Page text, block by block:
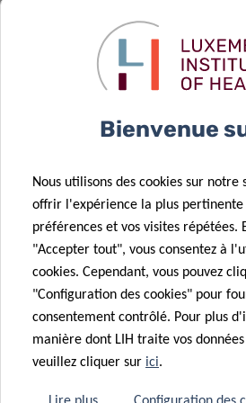
02 Août 2022
Mesurer ce qui
patients
polluants
différents
les cheveux
des enfants
luxembourgeois
27 Mai 2022
Promouvoir la
Bienvenue
Nous utilisons des cookies sur notre
offrir l'expérience la plus pertinente
préférences et vos visites répétées.
"Accepter tout", vous consentez à
cookies. Cependant, vous pouvez
"Configuration des cookies" pour
consentement contrôlé. Pour plus
manière dont LIH traite vos
veuillez cliquer sur ici.